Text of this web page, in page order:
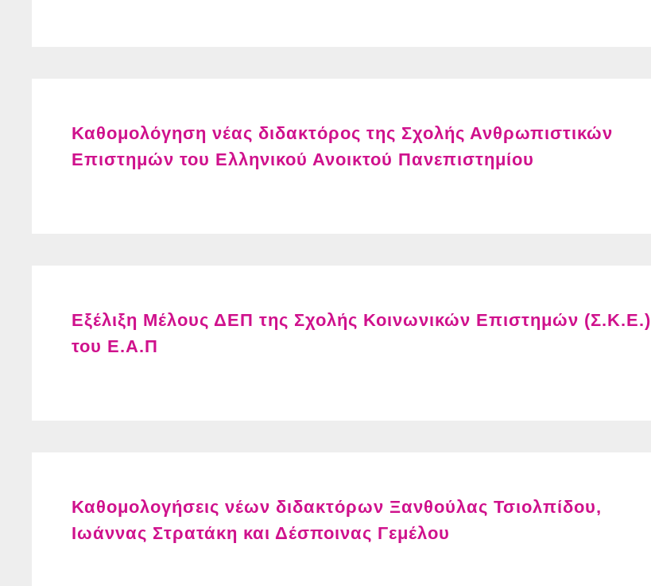
Καθομολόγηση νέας διδακτόρος της Σχολής Ανθρωπιστικών
Επιστημών του Ελληνικού Ανοικτού Πανεπιστημίου
Εξέλιξη Μέλους ΔΕΠ της Σχολής Κοινωνικών Επιστημών (Σ.Κ.Ε.)
του Ε.Α.Π
Καθομολογήσεις νέων διδακτόρων Ξανθούλας Τσιολπίδου,
Ιωάννας Στρατάκη και Δέσποινας Γεμέλου